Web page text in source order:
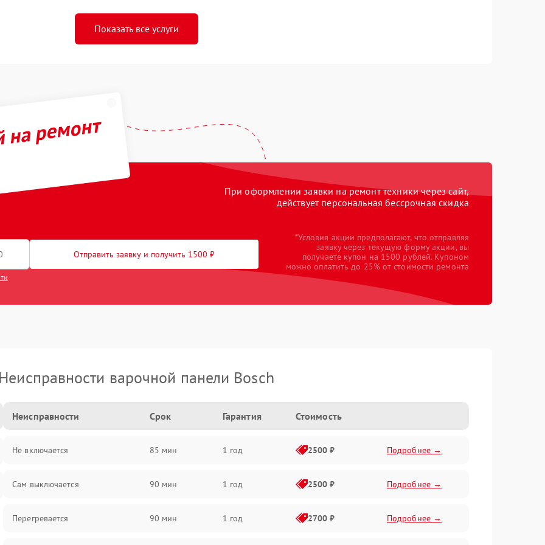
Показать все услуги
ремонт
При оформлении заявки на ремонт техники через сайт,
действует персональная бессрочная скидка
Отправить заявку и получить 1500 ₽
*Условия акции предполагают, что отправляя
заявку через текущую форму акции, вы
получаете купон на 1500 рублей. Купоном
можно оплатить до 25% от стоимости ремонта
Неисправности варочной панели Bosch
Неисправности Срок Гарантия Стоимость
Не включается 85 мин 1 год 2500 ₽ Подробнее →
Сам выключается 90 мин 1 год 2500 ₽ Подробнее →
Перегревается 90 мин 1 год 2700 ₽ Подробнее →